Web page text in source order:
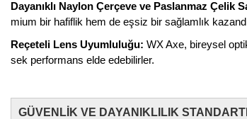
Dayanıklı Naylon Çerçeve ve Paslanmaz Çelik
mium bir hafiflik hem de eşsiz bir sağlamlık
Reçeteli Lens Uyumluluğu: WX Axe, bireysel
sek performans elde edebilirler.
GÜVENLİK VE DAYANIKLILIK